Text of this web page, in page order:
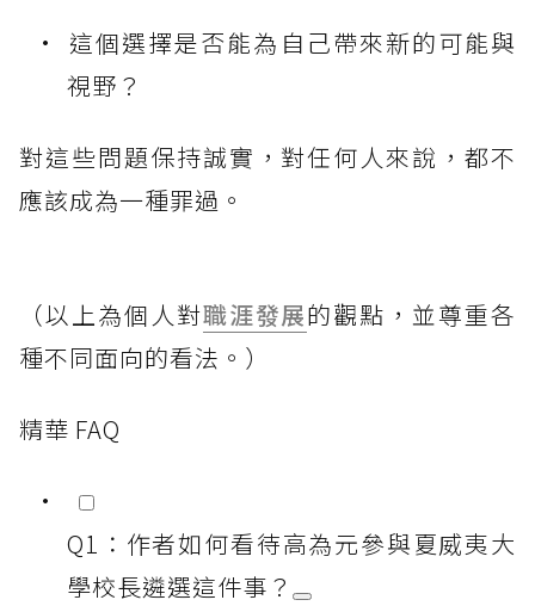
這個選擇是否能為自己帶來新的可能與
視野？
對這些問題保持誠實，對任何人來說，都不
應該成為一種罪過。
（以上為個人對職涯發展的觀點，並尊重各
種不同面向的看法。）
精華 FAQ
Q1：作者如何看待高為元參與夏威夷大
學校長遴選這件事？